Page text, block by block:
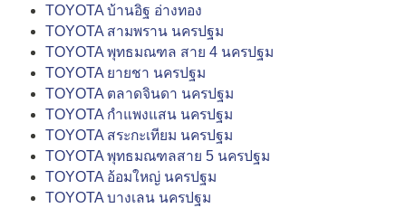
TOYOTA บ้านอิฐ อ่างทอง
TOYOTA สามพราน นครปฐม
TOYOTA พุทธมณฑล สาย 4 นครปฐม
TOYOTA ยายชา นครปฐม
TOYOTA ตลาดจินดา นครปฐม
TOYOTA กำแพงแสน นครปฐม
TOYOTA สระกะเทียม นครปฐม
TOYOTA พุทธมณฑลสาย 5 นครปฐม
TOYOTA อ้อมใหญ่ นครปฐม
TOYOTA บางเลน นครปฐม